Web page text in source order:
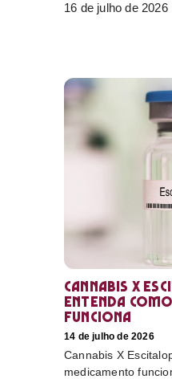
16 de julho de 2026
Cannabis X
Entenda
funciona
14 de julho de 2026
Cannabis X
medicamento